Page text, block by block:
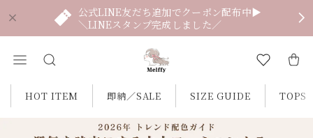
公式LINE友だち追加でクーポン配布中▶
＼LINEスタンプ完成しました／
HOT ITEM 即納／SALE SIZE GUIDE TOPS